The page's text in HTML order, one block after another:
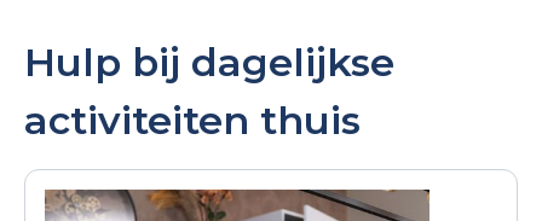
Hulp bij dagelijkse
activiteiten thuis